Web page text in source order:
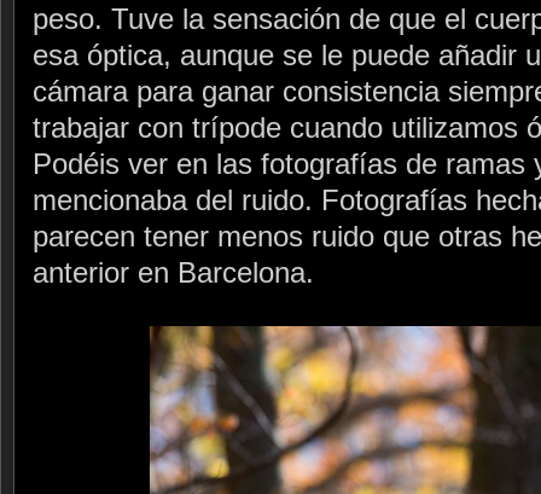
peso. Tuve la sensación de que el
esa óptica, aunque se le puede añadir
cámara para ganar consistencia
trabajar con trípode cuando utilizamos
Podéis ver en las fotografías de ramas
mencionaba del ruido. Fotografías
parecen tener menos ruido que otras
anterior en Barcelona.